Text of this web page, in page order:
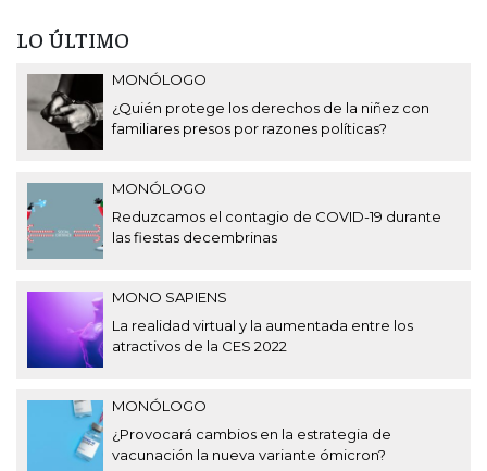
LO ÚLTIMO
MONÓLOGO
¿Quién protege los derechos de la niñez con
familiares presos por razones políticas?
MONÓLOGO
Reduzcamos el contagio de COVID-19 durante
las fiestas decembrinas
MONO SAPIENS
La realidad virtual y la aumentada entre los
atractivos de la CES 2022
MONÓLOGO
¿Provocará cambios en la estrategia de
vacunación la nueva variante ómicron?